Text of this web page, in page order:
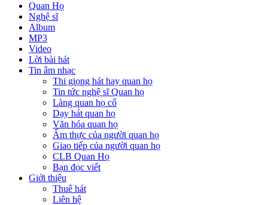
Quan Họ
Nghệ sĩ
Album
MP3
Video
Lời bài hát
Tin âm nhạc
Thi giọng hát hay quan họ
Tin tức nghệ sĩ Quan họ
Làng quan họ cổ
Dạy hát quan họ
Văn hóa quan họ
Ẩm thực của người quan họ
Giao tiếp của người quan họ
CLB Quan Họ
Bạn đọc viết
Giới thiệu
Thuê hát
Liên hệ